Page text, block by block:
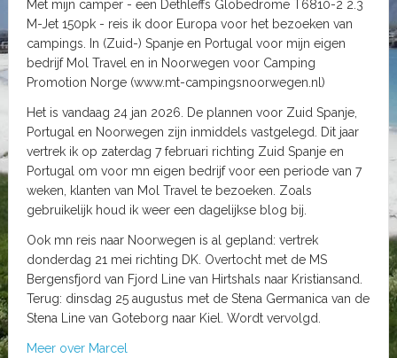
Met mijn camper - een Dethleffs Globedrome T6810-2 2.3
M-Jet 150pk - reis ik door Europa voor het bezoeken van
campings. In (Zuid-) Spanje en Portugal voor mijn eigen
bedrijf Mol Travel en in Noorwegen voor Camping
Promotion Norge (www.mt-campingsnoorwegen.nl)
Het is vandaag 24 jan 2026. De plannen voor Zuid Spanje,
Portugal en Noorwegen zijn inmiddels vastgelegd. Dit jaar
vertrek ik op zaterdag 7 februari richting Zuid Spanje en
Portugal om voor mn eigen bedrijf voor een periode van 7
weken, klanten van Mol Travel te bezoeken. Zoals
gebruikelijk houd ik weer een dagelijkse blog bij.
Ook mn reis naar Noorwegen is al gepland: vertrek
donderdag 21 mei richting DK. Overtocht met de MS
Bergensfjord van Fjord Line van Hirtshals naar Kristiansand.
Terug: dinsdag 25 augustus met de Stena Germanica van de
Stena Line van Goteborg naar Kiel. Wordt vervolgd.
Meer over Marcel